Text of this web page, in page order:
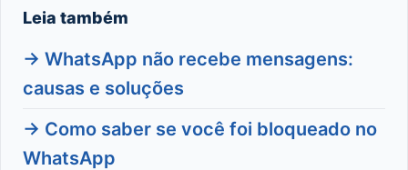
Leia também
→ WhatsApp não recebe mensagens:
causas e soluções
→ Como saber se você foi bloqueado no
WhatsApp